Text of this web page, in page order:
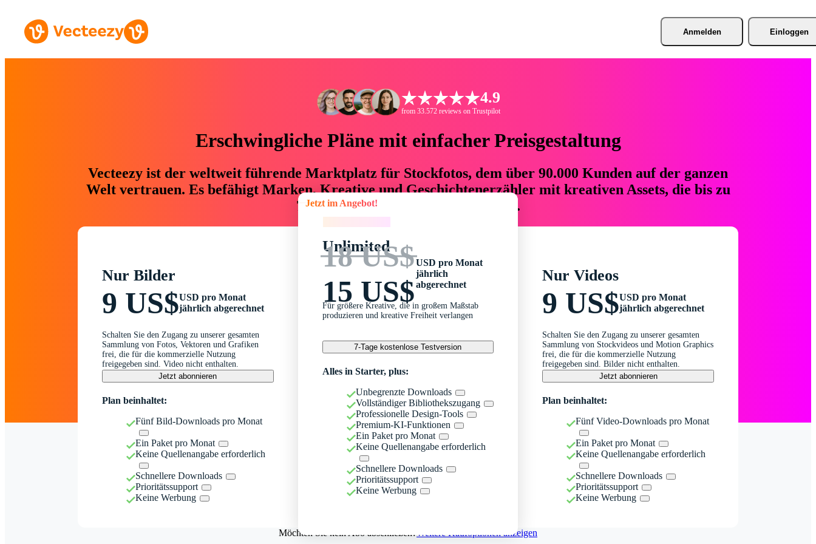
Anmelden Einloggen
4.9
from 33.572 reviews on Trustpilot
Erschwingliche Pläne mit einfacher Preisgestaltung
Vecteezy ist der weltweit führende Marktplatz für Stockfotos, dem über 90.000 Kunden auf der ganzen
Welt vertrauen. Es befähigt Marken, Kreative und Geschichtenerzähler mit kreativen Assets, die bis zu
76 % an Zeit und Budget einsparen.
Nur Bilder
9 US$USD pro Monat
jährlich abgerechnet
Schalten Sie den Zugang zu unserer gesamten
Sammlung von Fotos, Vektoren und Grafiken
frei, die für die kommerzielle Nutzung
freigegeben sind. Video nicht enthalten.
Jetzt abonnieren
Plan beinhaltet:
Fünf Bild-Downloads pro Monat
Ein Paket pro Monat
Keine Quellenangabe erforderlich
Schnellere Downloads
Prioritätssupport
Keine Werbung
Jetzt im Angebot!
Unlimited
18 US$
15 US$
USD pro Monat
jährlich
abgerechnet
Für größere Kreative, die in großem Maßstab
produzieren und kreative Freiheit verlangen
7-Tage kostenlose Testversion
Alles in Starter, plus:
Unbegrenzte Downloads
Vollständiger Bibliothekszugang
Professionelle Design-Tools
Premium-KI-Funktionen
Ein Paket pro Monat
Keine Quellenangabe erforderlich
Schnellere Downloads
Prioritätssupport
Keine Werbung
Nur Videos
9 US$USD pro Monat
jährlich abgerechnet
Schalten Sie den Zugang zu unserer gesamten
Sammlung von Stockvideos und Motion Graphics
frei, die für die kommerzielle Nutzung
freigegeben sind. Bilder nicht enthalten.
Jetzt abonnieren
Plan beinhaltet:
Fünf Video-Downloads pro Monat
Ein Paket pro Monat
Keine Quellenangabe erforderlich
Schnellere Downloads
Prioritätssupport
Keine Werbung
Möchten Sie kein Abo abschließen?Weitere Kaufoptionen anzeigen